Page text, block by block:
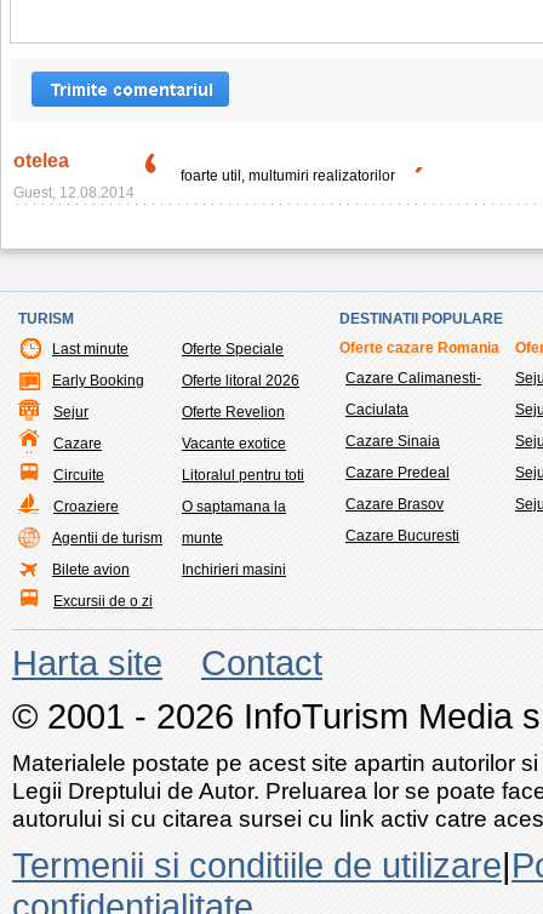
otelea
Guest, 12.08.2014
foarte util, multumiri realizatorilor
TURISM
Last minute
Early Booking
Sejur
Cazare
Circuite
Croaziere
Agentii de turism
Bilete avion
Excursii de o zi
Oferte Speciale
Oferte litoral 2026
Oferte Revelion
Vacante exotice
Litoralul pentru toti
O saptamana la
munte
Inchirieri masini
DESTINATII POPULARE
Oferte cazare Romania
Cazare Calimanesti-
Caciulata
Cazare Sinaia
Cazare Predeal
Cazare Brasov
Cazare Bucuresti
Harta site
Contact
© 2001 - 2026 InfoTurism Media
Materialele postate pe acest site apartin autorilor
Legii Dreptului de Autor. Preluarea lor se poate
autorului si cu citarea sursei cu link activ catre
Termenii si conditiile de utilizare|
confidentialitate